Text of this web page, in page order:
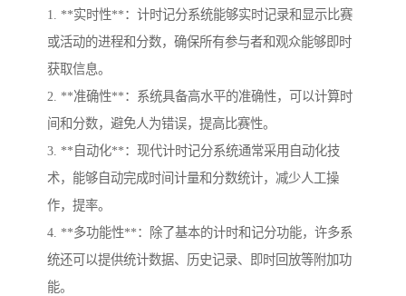
1. **实时性**：计时记分系统能够实时记录和显示比赛
或活动的进程和分数，确保所有参与者和观众能够即时
获取信息。
2. **准确性**：系统具备高水平的准确性，可以计算时
间和分数，避免人为错误，提高比赛性。
3. **自动化**：现代计时记分系统通常采用自动化技
术，能够自动完成时间计量和分数统计，减少人工操
作，提率。
4. **多功能性**：除了基本的计时和记分功能，许多系
统还可以提供统计数据、历史记录、即时回放等附加功
能。